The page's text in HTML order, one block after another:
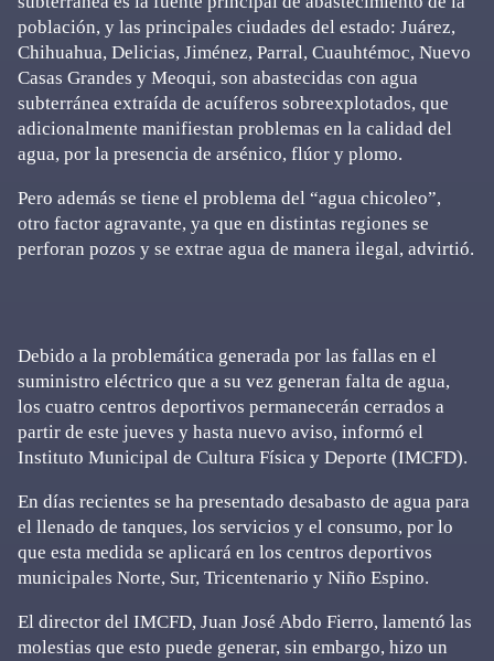
población, y las principales ciudades del estado: Juárez,
Chihuahua, Delicias, Jiménez, Parral, Cuauhtémoc, Nuevo
Casas Grandes y Meoqui, son abastecidas con agua
subterránea extraída de acuíferos sobreexplotados, que
adicionalmente manifiestan problemas en la calidad del
agua, por la presencia de arsénico, flúor y plomo.
Pero además se tiene el problema del “agua chicoleo”,
otro factor agravante, ya que en distintas regiones se
perforan pozos y se extrae agua de manera ilegal, advirtió.
Debido a la problemática generada por las fallas en el
suministro eléctrico que a su vez generan falta de agua,
los cuatro centros deportivos permanecerán cerrados a
partir de este jueves y hasta nuevo aviso, informó el
Instituto Municipal de Cultura Física y Deporte (IMCFD).
En días recientes se ha presentado desabasto de agua para
el llenado de tanques, los servicios y el consumo, por lo
que esta medida se aplicará en los centros deportivos
municipales Norte, Sur, Tricentenario y Niño Espino.
El director del IMCFD, Juan José Abdo Fierro, lamentó las
molestias que esto puede generar, sin embargo, hizo un